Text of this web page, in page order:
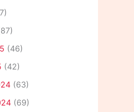
(46)
(42)
(63)
(69)